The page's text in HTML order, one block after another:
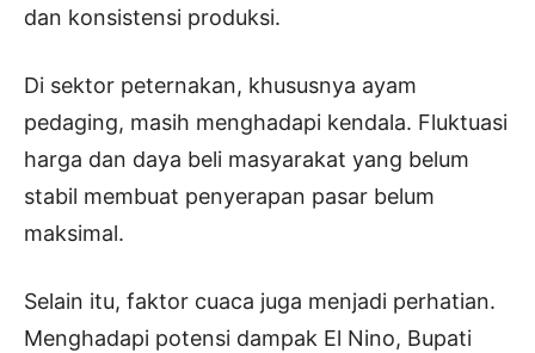
dan konsistensi produksi.
Di sektor peternakan, khususnya ayam
pedaging, masih menghadapi kendala. Fluktuasi
harga dan daya beli masyarakat yang belum
stabil membuat penyerapan pasar belum
maksimal.
Selain itu, faktor cuaca juga menjadi perhatian.
Menghadapi potensi dampak El Nino, Bupati